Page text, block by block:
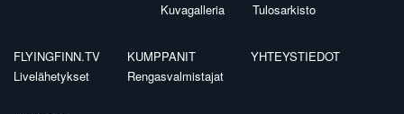
Kuvagalleria
Tulosarkisto
FLYINGFINN.TV
Livelähetykset
KUMPPANIT
Rengasvalmistajat
YHTEYSTIEDOT